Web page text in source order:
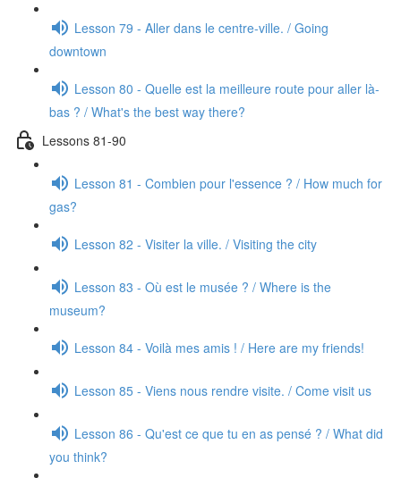
Lesson 79 - Aller dans le centre-ville. / Going
downtown
Lesson 80 - Quelle est la meilleure route pour aller là-
bas ? / What's the best way there?
Lessons 81-90
Lesson 81 - Combien pour l'essence ? / How much for
gas?
Lesson 82 - Visiter la ville. / Visiting the city
Lesson 83 - Où est le musée ? / Where is the
museum?
Lesson 84 - Voilà mes amis ! / Here are my friends!
Lesson 85 - Viens nous rendre visite. / Come visit us
Lesson 86 - Qu'est ce que tu en as pensé ? / What did
you think?